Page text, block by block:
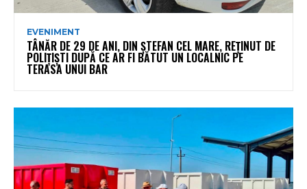
EVENIMENT
TÂNĂR DE 29 DE ANI, DIN ȘTEFAN CEL MARE, REȚINUT DE
POLIȚIȘTI DUPĂ CE AR FI BĂTUT UN LOCALNIC PE
TERASA UNUI BAR